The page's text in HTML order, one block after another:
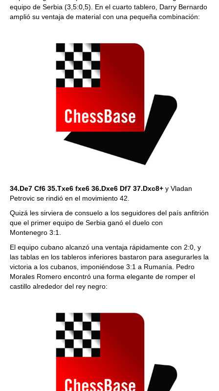
equipo de Serbia (3,5:0,5). En el cuarto tablero, Darry Bernardo
amplió su ventaja de material con una pequeña combinación:
34.De7 Cf6 35.Txe6 fxe6 36.Dxe6 Df7 37.Dxc8+ y Vladan
Petrovic se rindió en el movimiento 42.
Quizá les sirviera de consuelo a los seguidores del país anfitrión
que el primer equipo de Serbia ganó el duelo con
Montenegro 3:1.
El equipo cubano alcanzó una ventaja rápidamente con 2:0, y
las tablas en los tableros inferiores bastaron para asegurarles la
victoria a los cubanos, imponiéndose 3:1 a Rumanía. Pedro
Morales Romero encontró una forma elegante de romper el
castillo alrededor del rey negro: